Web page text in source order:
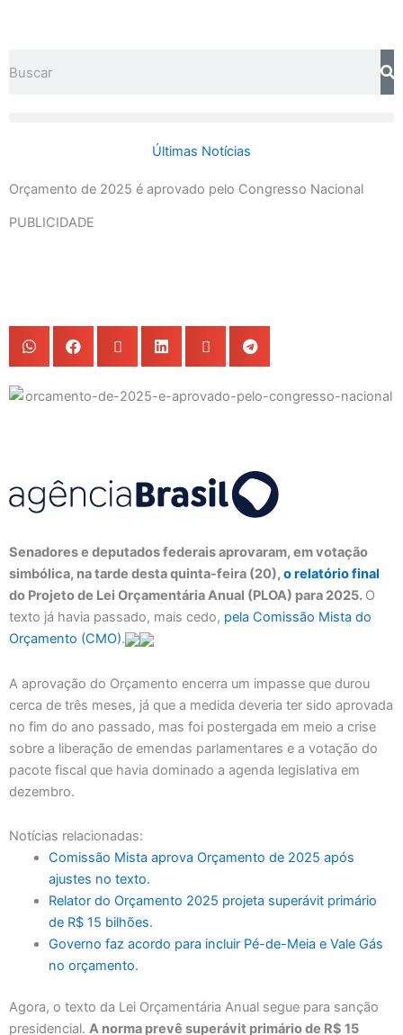
conteúdo
Últimas Notícias
Orçamento de 2025 é aprovado pelo Congresso Nacional
PUBLICIDADE
Senadores e deputados federais aprovaram, em votação
simbólica, na tarde desta quinta-feira (20), o relatório final
do Projeto de Lei Orçamentária Anual (PLOA) para 2025. O
texto já havia passado, mais cedo, pela Comissão Mista do
Orçamento (CMO).
A aprovação do Orçamento encerra um impasse que durou
cerca de três meses, já que a medida deveria ter sido aprovada
no fim do ano passado, mas foi postergada em meio a crise
sobre a liberação de emendas parlamentares e a votação do
pacote fiscal que havia dominado a agenda legislativa em
dezembro.
Notícias relacionadas:
Comissão Mista aprova Orçamento de 2025 após
ajustes no texto.
Relator do Orçamento 2025 projeta superávit primário
de R$ 15 bilhões.
Governo faz acordo para incluir Pé-de-Meia e Vale Gás
no orçamento.
Agora, o texto da Lei Orçamentária Anual segue para sanção
presidencial. A norma prevê superávit primário de R$ 15